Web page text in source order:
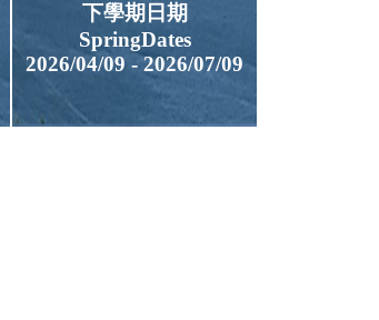
下學期日期
SpringDates
2026/04/09 - 2026/07/09